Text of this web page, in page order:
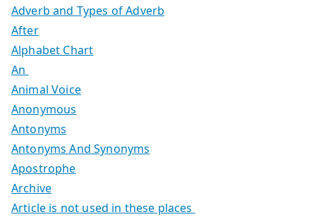
Adverb and Types of Adverb
After
Alphabet Chart
An
Animal Voice
Anonymous
Antonyms
Antonyms And Synonyms
Apostrophe
Archive
Article is not used in these places